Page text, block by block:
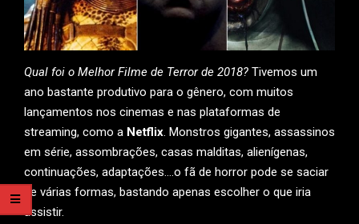
Qual foi o Melhor Filme de Terror de 2018? Tivemos um
ano bastante produtivo para o gênero, com muitos
lançamentos nos cinemas e nas plataformas de
streaming, como a Netflix. Monstros gigantes, assassinos
em série, assombrações, casas malditas, alienígenas,
continuações, adaptações….o fã de horror pode se saciar
de várias formas, bastando apenas escolher o que iria
assistir.